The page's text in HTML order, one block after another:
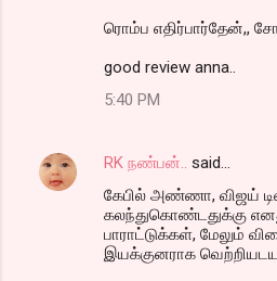
ரொம்ப எதிர்பார்தேன்,,
good review anna..
5:40 PM
RK நண்பன்..
said…
கேபில் அண்ணா, விஜய்
கலந்துகொண்டதுக்கு
பாராட்டுக்கள், மேலும்
இயக்குனராக